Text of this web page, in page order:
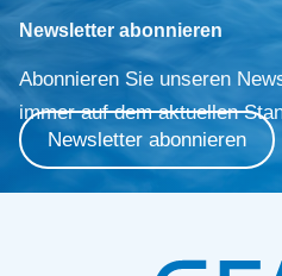
Newsletter abonnieren
Abonnieren Sie unseren
immer auf dem aktuellen
Newsletter abonnieren